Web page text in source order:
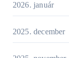
2026. január
2025. december